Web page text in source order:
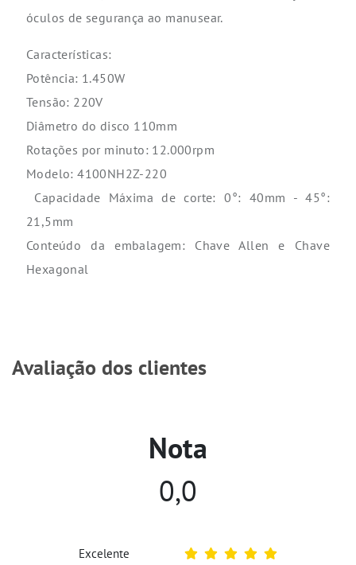
óculos de segurança ao manusear.
Características:
Potência: 1.450W
Tensão: 220V
Diâmetro do disco 110mm
Rotações por minuto: 12.000rpm
Modelo: 4100NH2Z-220
Capacidade Máxima de corte: 0°: 40mm - 45°:
21,5mm
Conteúdo da embalagem: Chave Allen e Chave
Hexagonal
Avaliação dos clientes
Nota
0,0
Excelente